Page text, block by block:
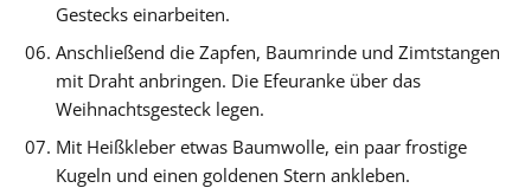
Gestecks einarbeiten.
Anschließend die Zapfen, Baumrinde und Zimtstangen
mit Draht anbringen. Die Efeuranke über das
Weihnachtsgesteck legen.
Mit Heißkleber etwas Baumwolle, ein paar frostige
Kugeln und einen goldenen Stern ankleben.